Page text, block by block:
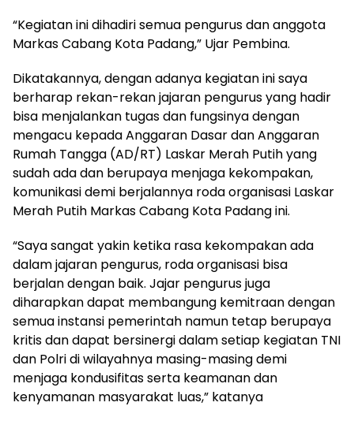
“Kegiatan ini dihadiri semua pengurus dan anggota
Markas Cabang Kota Padang,” Ujar Pembina.
Dikatakannya, dengan adanya kegiatan ini saya
berharap rekan-rekan jajaran pengurus yang hadir
bisa menjalankan tugas dan fungsinya dengan
mengacu kepada Anggaran Dasar dan Anggaran
Rumah Tangga (AD/RT) Laskar Merah Putih yang
sudah ada dan berupaya menjaga kekompakan,
komunikasi demi berjalannya roda organisasi Laskar
Merah Putih Markas Cabang Kota Padang ini.
“Saya sangat yakin ketika rasa kekompakan ada
dalam jajaran pengurus, roda organisasi bisa
berjalan dengan baik. Jajar pengurus juga
diharapkan dapat membangung kemitraan dengan
semua instansi pemerintah namun tetap berupaya
kritis dan dapat bersinergi dalam setiap kegiatan TNI
dan Polri di wilayahnya masing-masing demi
menjaga kondusifitas serta keamanan dan
kenyamanan masyarakat luas,” katanya